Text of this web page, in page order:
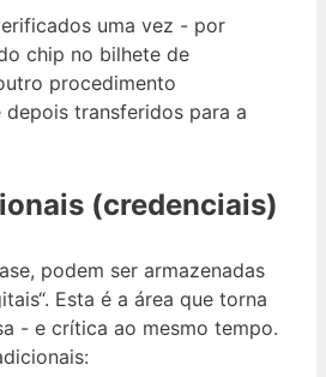
uma vez - por
chip no bilhete de
procedimento
transferidos para a
(credenciais)
podem ser armazenadas
Esta é a área que torna
- e crítica ao mesmo tempo.